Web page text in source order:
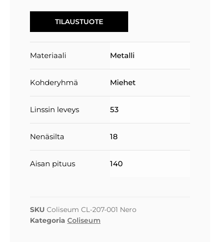
TILAUSTUOTE
Materiaali Metalli
Kohderyhmä Miehet
Linssin leveys 53
Nenäsilta 18
Aisan pituus 140
SKU Coliseum CL-207-001 Nero
Kategoria Coliseum